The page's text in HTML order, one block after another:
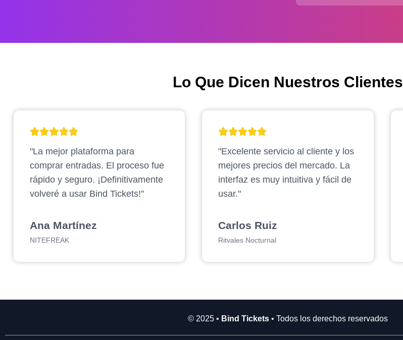
h
0
0
.
Lo Que Dicen Nuestros Clientes
"La mejor plataforma para
comprar entradas. El proceso fue
rápido y seguro. ¡Definitivamente
volveré a usar Bind Tickets!"
Ana Martínez
NITEFREAK
"Excelente servicio al cliente y los
mejores precios del mercado. La
interfaz es muy intuitiva y fácil de
usar."
Carlos Ruiz
Ritvales Nocturnal
© 2025 • Bind Tickets • Todos los derechos reservados